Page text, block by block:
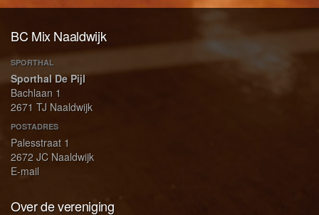
BC Mix Naaldwijk
SPORTHAL
Sporthal De Pijl
Bachlaan 1
2671 TJ Naaldwijk
POSTADRES
Palesstraat 1
2672 JC Naaldwijk
E-mail
Over de vereniging